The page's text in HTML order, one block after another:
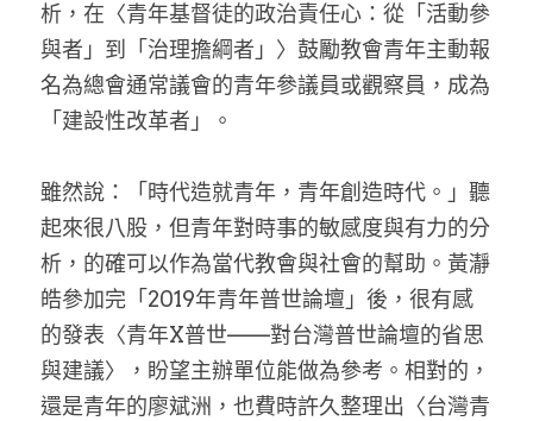
厝邊頭尾
家書
析，在〈青年基督徒的政治責任心：從「活動參
與者」到「治理擔綱者」〉鼓勵教會青年主動報
名為總會通常議會的青年參議員或觀察員，成為
「建設性改革者」。
雖然說：「時代造就青年，青年創造時代。」聽
起來很八股，但青年對時事的敏感度與有力的分
析，的確可以作為當代教會與社會的幫助。黃瀞
皓參加完「2019年青年普世論壇」後，很有感
的發表〈青年X普世——對台灣普世論壇的省思
與建議〉，盼望主辦單位能做為參考。相對的，
還是青年的廖斌洲，也費時許久整理出〈台灣青